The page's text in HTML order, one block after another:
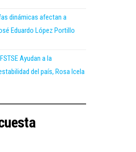
dinámicas afectan a
Eduardo López Portillo
Ayudan a la
del país, Rosa Icela